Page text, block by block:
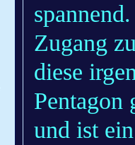
Zugang
diese
Pentagon
und ist